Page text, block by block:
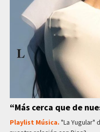
“Más cerca que de
Playlist Música. "La Yugular"